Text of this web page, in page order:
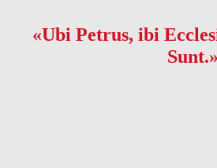
«Ubi Petrus, ibi